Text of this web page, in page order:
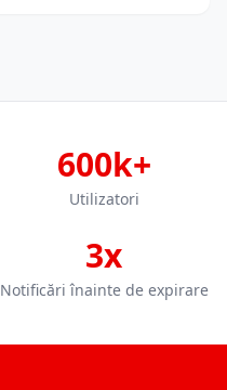
600k+
Utilizatori
3x
Notificări înainte de expirare